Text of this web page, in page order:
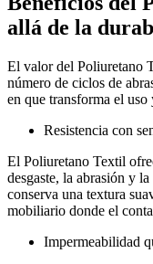
allá de la
El valor del Poliuretano
número de ciclos de
en que transforma el
Resistencia con
El Poliuretano Textil
desgaste, la abrasión y
conserva una textura
mobiliario donde el
Impermeabilidad